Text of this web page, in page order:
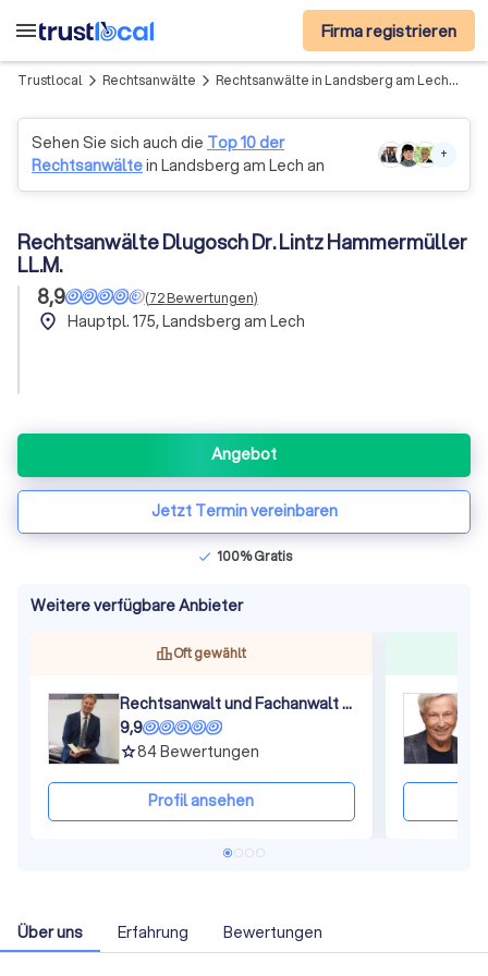
menu Firma registrieren
Trustlocal arrow_forward_ios Rechtsanwälte arrow_forward_ios Rechtsanwälte in Landsberg am Lech
Sehen Sie sich auch die Top 10 der
Rechtsanwältein Landsberg am Lech an
+
Rechtsanwälte Dlugosch Dr. Lintz Hammermüller
LL.M.
8,9
(72Bewertungen)
place Hauptpl. 175, Landsberg am Lech
Angebot
Jetzt Termin vereinbaren
check 100% Gratis
Weitere verfügbare Anbieter
Oft gewählt
Rechtsanwalt und Fachanwalt für Straf- und Verkehrsrecht Michael Weiss
9,9
grade84Bewertungen
Profil ansehen
Über uns Erfahrung Bewertungen